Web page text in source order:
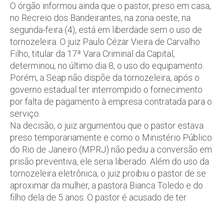
O órgão informou ainda que o pastor, preso em casa,
no Recreio dos Bandeirantes, na zona oeste, na
segunda-feira (4), está em liberdade sem o uso de
tornozeleira. O juiz Paulo Cézar Vieira de Carvalho
Filho, titular da 17ª Vara Criminal da Capital,
determinou, no último dia 8, o uso do equipamento.
Porém, a Seap não dispõe da tornozeleira, após o
governo estadual ter interrompido o fornecimento
por falta de pagamento à empresa contratada para o
serviço.
Na decisão, o juiz argumentou que o pastor estava
preso temporariamente e como o Ministério Público
do Rio de Janeiro (MPRJ) não pediu a conversão em
prisão preventiva, ele seria liberado. Além do uso da
tornozeleira eletrônica, o juiz proibiu o pastor de se
aproximar da mulher, a pastora Bianca Toledo e do
filho dela de 5 anos. O pastor é acusado de ter